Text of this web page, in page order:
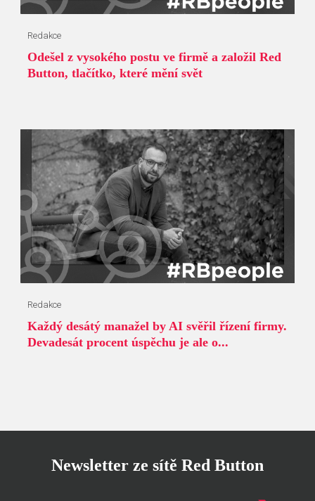
Redakce
Odešel z vysokého postu ve firmě a založil Red
Button, tlačítko, které mění svět
Redakce
Každý desátý manažel by AI svěřil řízení firmy.
Devadesát procent úspěchu je ale o...
Newsletter ze sítě Red Button